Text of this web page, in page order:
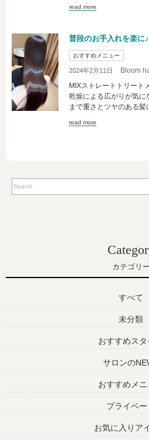
read more
普段のお手入れを楽に♪
おすすめメニュー
2024年2月11日 Bloom
MIXストレートトリート
乾燥による広がりが気に
まで重さとツヤのある髪
read more
カテゴリー
すべて
未分類
おすすめス
サロンの
おすすめメニ
プライベー
お気に入りア